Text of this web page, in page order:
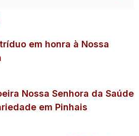
em honra à Nossa
Nossa Senhora da Saúde
em Pinhais